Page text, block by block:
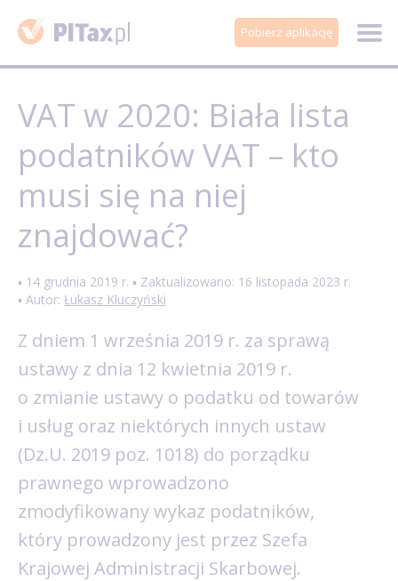
Pobierz aplikację
VAT w 2020: Biała lista
podatników VAT – kto
musi się na niej
znajdować?
▪ 14 grudnia 2019 r. ▪ Zaktualizowano: 16 listopada 2023 r.
▪ Autor: Łukasz Kluczyński
Z dniem 1 września 2019 r. za sprawą
ustawy z dnia 12 kwietnia 2019 r.
o zmianie ustawy o podatku od towarów
i usług oraz niektórych innych ustaw
(Dz.U. 2019 poz. 1018) do porządku
prawnego wprowadzono
zmodyfikowany wykaz podatników,
który prowadzony jest przez Szefa
Krajowej Administracji Skarbowej.